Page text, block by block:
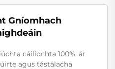
Gníomhach
cáilíochta 100%, ár
agus tástálacha